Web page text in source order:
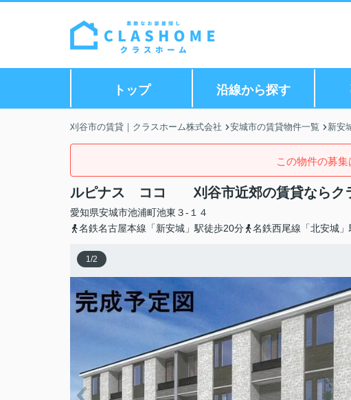
トップ 沿線から探す
刈谷市の賃貸｜クラスホーム株式会社 安城市の賃貸物件一覧 新安
この物件の募集
ルピナス ココ 刈谷市近郊の賃貸ならク
愛知県安城市池浦町池東３-１４
名鉄名古屋本線「新安城」駅徒歩20分
名鉄西尾線「北安城
1/2